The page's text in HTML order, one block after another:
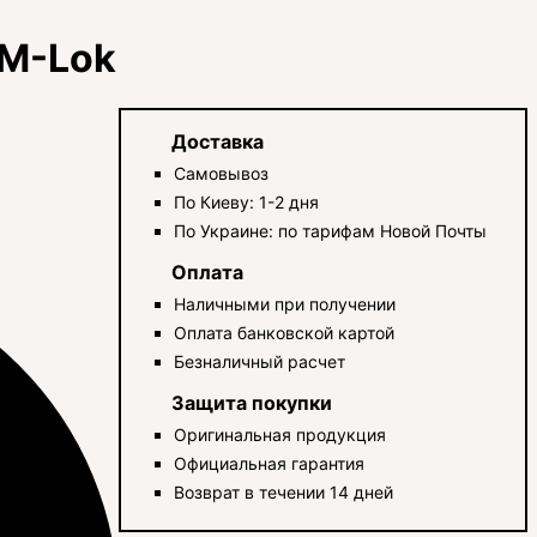
Lok
Доставка
Самовывоз
По Киеву: 1-2 дня
По Украине: по тарифам Новой Почты
Оплата
Наличными при получении
Оплата банковской картой
Безналичный расчет
Защита покупки
Оригинальная продукция
Официальная гарантия
Возврат в течении 14 дней